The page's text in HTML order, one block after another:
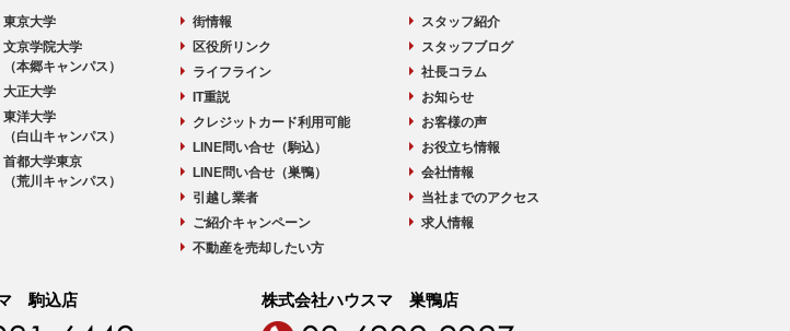
東京大学
文京学院大学
（本郷キャンパス）
大正大学
東洋大学
（白山キャンパス）
首都大学東京
（荒川キャンパス）
街情報
区役所リンク
ライフライン
IT重説
クレジットカード利用可能
LINE問い合せ（駒込）
LINE問い合せ（巣鴨）
引越し業者
ご紹介キャンペーン
不動産を売却したい方
スタッフ紹介
スタッフブログ
社長コラム
お知らせ
お客様の声
お役立ち情報
会社情報
当社までのアクセス
求人情報
駒込店 株式会社ハウスマ 巣鴨店